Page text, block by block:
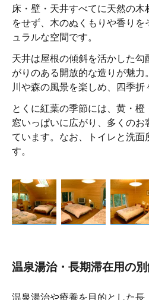
床・壁・天井すべてに天然の
をせず、木のぬくもりや香り
ュラルな空間です。
天井は屋根の傾斜を活かした
がりのある開放的な造りが魅
川や森の風景を楽しめ、四季折
とくに紅葉の季節には、黄・
窓いっぱいに広がり、多くの
ています。なお、トイレと洗面
す。
温泉湯治・長期滞在用の
温泉湯治や療養を目的とした長